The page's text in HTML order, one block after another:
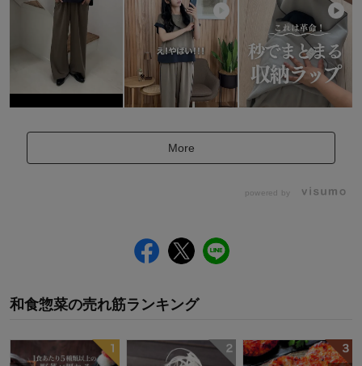
More
powered by
和食惣菜の売れ筋ランキング